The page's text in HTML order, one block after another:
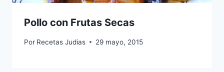
Pollo con Frutas Secas
Por Recetas Judias 29 mayo, 2015